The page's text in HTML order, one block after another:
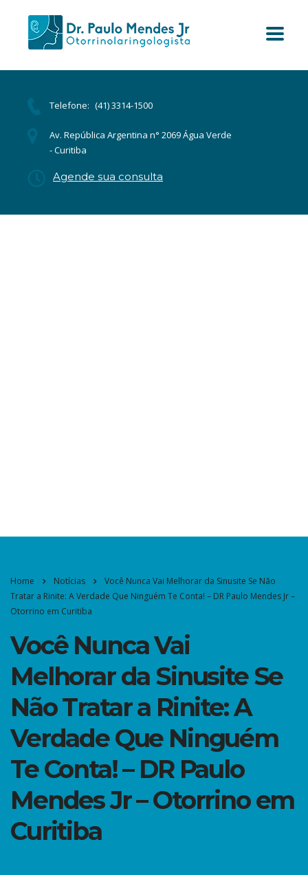
Telefone: (41) 3314-1500
Av. República Argentina n° 2069 Água Verde
- Curitiba
Agende sua consulta
Home Notícias
Você Nunca Vai Melhorar da Sinusite Se Não
Tratar a Rinite: A Verdade Que Ninguém Te Conta! – DR Paulo Mendes Jr –
Otorrino em Curitiba
Você Nunca Vai
Melhorar da Sinusite Se
Não Tratar a Rinite: A
Verdade Que Ninguém
Te Conta! – DR Paulo
Mendes Jr – Otorrino em
Curitiba